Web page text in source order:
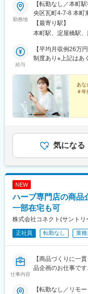
勤務地
【転勤なし／本町
央区瓦町4-7-8 本町
線「本町」駅から
6分・京阪本線「淀
ます
【最寄り駅】
本町駅、淀屋橋駅
給与
【平均月収例26万
制度あり※上記はあ
あな
＃
気になる
NEW
ハーブ専門店の商品
一部在宅も可
株式会社コネクト(サント
正社員 転勤なし 業種
仕事内容
【商品づくりに一
品企画のお仕事です
【転勤なし／リモ